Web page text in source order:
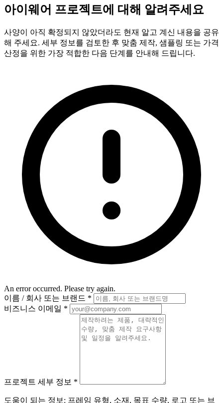
아이웨어 프로젝트에 대해 알려주세요
사양이 아직 확정되지 않았더라도 현재 알고 계신 내용을 공유
해 주세요. 세부 정보를 검토한 후 맞춤 제작, 샘플링 또는 가격
산정을 위한 가장 적합한 다음 단계를 안내해 드립니다.
An error occurred. Please try again.
이름 / 회사 또는 브랜드 *
비즈니스 이메일 *
프로젝트 세부 정보 *
도움이 되는 정보: 프레임 유형, 소재, 목표 수량, 로고 또는 브